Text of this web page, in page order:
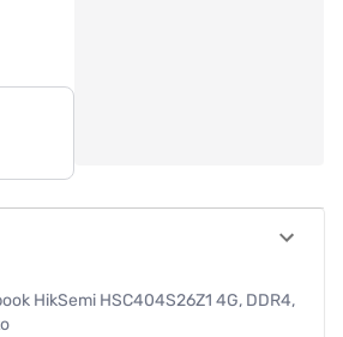
HikSemi HSC404S26Z1 4G, DDR4,